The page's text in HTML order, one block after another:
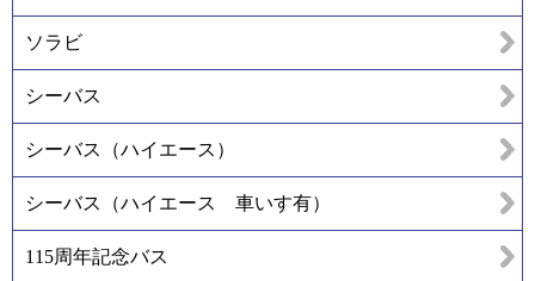
ソラビ
シーバス
シーバス（ハイエース）
シーバス（ハイエース 車いす有）
115周年記念バス